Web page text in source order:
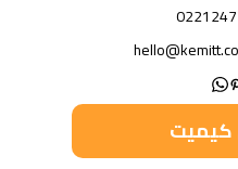
كيميت